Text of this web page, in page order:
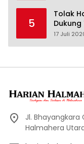
5
Tolak
17 Juli
Jl.
Halmahera